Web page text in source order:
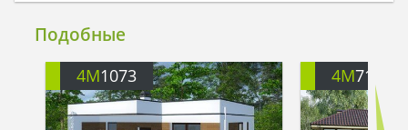
Подобные
4M1073 4M7118